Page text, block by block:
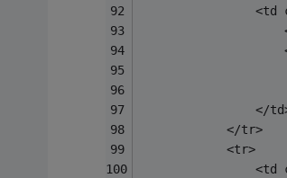
<td
</
            </tr>
            <tr>
<td